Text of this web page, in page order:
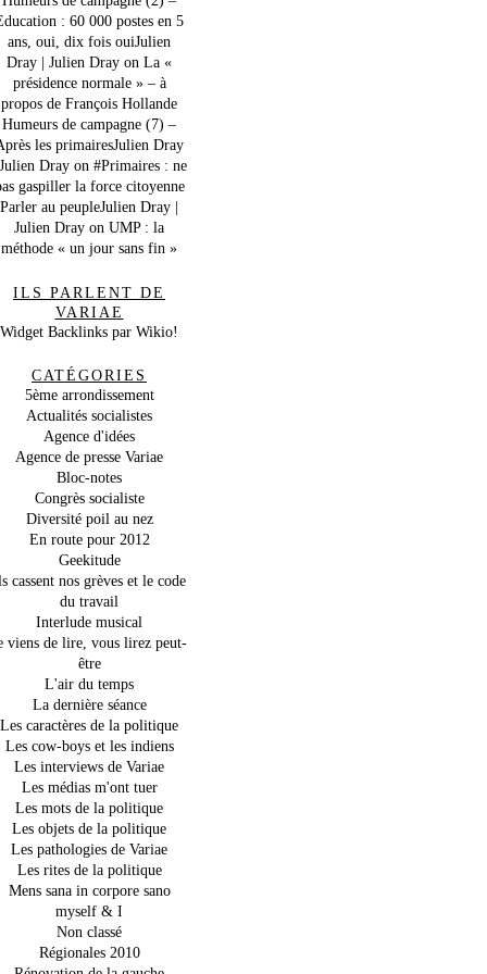
: 60 000 postes en 5
ans, oui, dix fois ouiJulien
Dray | Julien Dray on La «
présidence normale » – à
propos de François Hollande
Humeurs de campagne (7) –
les primairesJulien Dray
Dray on #Primaires : ne
gaspiller la force citoyenne
Parler au peupleJulien Dray |
Julien Dray on UMP : la
méthode « un jour sans fin »
ILS PARLENT DE
VARIAE
Widget Backlinks par Wikio!
CATÉGORIES
5ème arrondissement
Actualités socialistes
Agence d'idées
Agence de presse Variae
Bloc-notes
Congrès socialiste
Diversité poil au nez
En route pour 2012
Geekitude
cassent nos grèves et le code
du travail
Interlude musical
viens de lire, vous lirez peut-
être
L'air du temps
La dernière séance
Les caractères de la politique
Les cow-boys et les indiens
Les interviews de Variae
Les médias m'ont tuer
Les mots de la politique
Les objets de la politique
Les pathologies de Variae
Les rites de la politique
Mens sana in corpore sano
myself & I
Non classé
Régionales 2010